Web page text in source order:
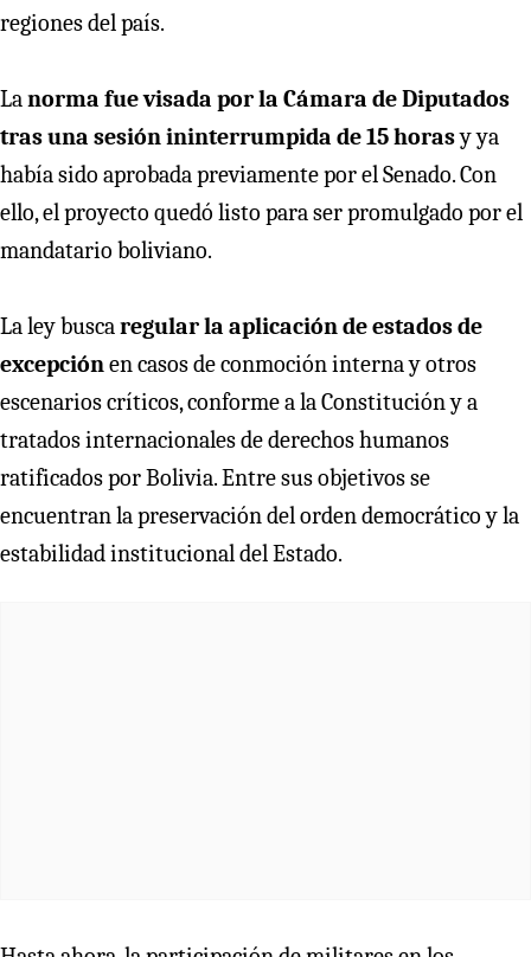
regiones del país.
Lanorma fue visada por la Cámara de Diputados
tras una sesión ininterrumpida de 15 horasy ya
había sido aprobada previamente por el Senado. Con
ello, el proyecto quedó listo para ser promulgado por el
mandatario boliviano.
La ley buscaregular la aplicación de estados de
excepciónen casos de conmoción interna y otros
escenarios críticos, conforme a la Constitución y a
tratados internacionales de derechos humanos
ratificados por Bolivia. Entre sus objetivos se
encuentran la preservación del orden democrático y la
estabilidad institucional del Estado.